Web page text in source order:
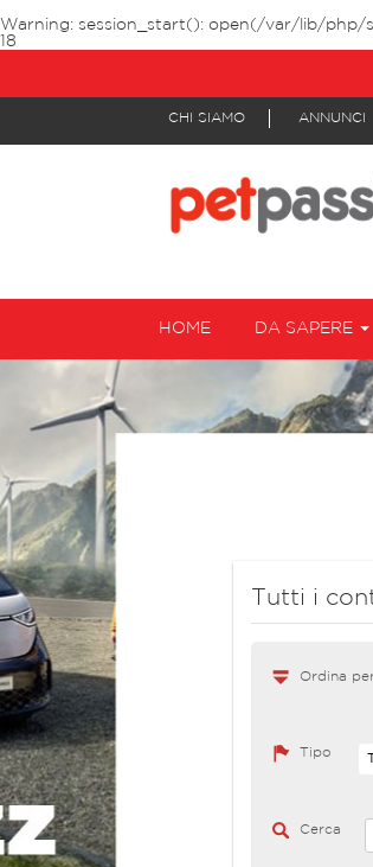
Warning: session_start(): open(/var/lib/php/
18
CHI SIAMO ANNUNCI
HOME DA SAPERE
Tutti i
Ordina
Tipo
Cerca